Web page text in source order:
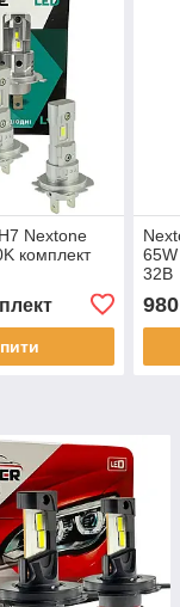
Nextone
комплект
32В
980